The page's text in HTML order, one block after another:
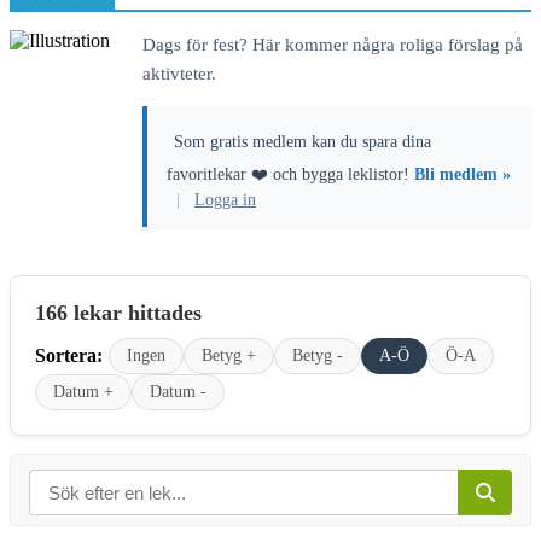
Dags för fest? Här kommer några roliga förslag på
aktivteter.
Som gratis medlem kan du spara dina
favoritlekar ❤️ och bygga leklistor! Bli medlem »
Logga in
166 lekar hittades
Sortera: Ingen Betyg + Betyg - A-Ö
Ö-A
Datum +
Datum -